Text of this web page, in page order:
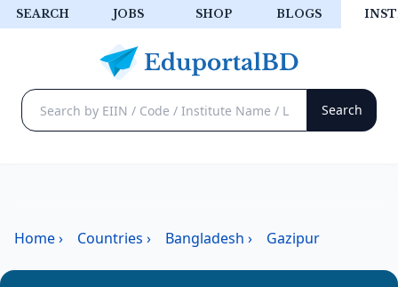
SEARCH JOBS SHOP BLOGS
Home› Countries › Bangladesh › Gazipur